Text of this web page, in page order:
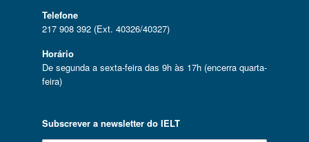
Telefone
217 908 392 (Ext. 40326/40327)
Horário
De segunda a sexta-feira das 9h às 17h (encerra quarta-
feira)
Subscrever a newsletter do IELT